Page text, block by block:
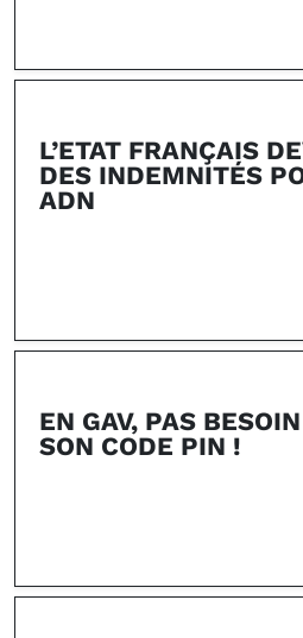
L’ETAT FRANÇAIS
DES INDEMNITÉS
ADN
EN GAV, PAS
SON CODE PIN !